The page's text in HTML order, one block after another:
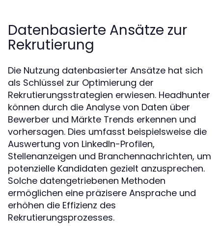
Datenbasierte Ansätze zur
Rekrutierung
Die Nutzung datenbasierter Ansätze hat sich
als Schlüssel zur Optimierung der
Rekrutierungsstrategien erwiesen. Headhunter
können durch die Analyse von Daten über
Bewerber und Märkte Trends erkennen und
vorhersagen. Dies umfasst beispielsweise die
Auswertung von LinkedIn-Profilen,
Stellenanzeigen und Branchennachrichten, um
potenzielle Kandidaten gezielt anzusprechen.
Solche datengetriebenen Methoden
ermöglichen eine präzisere Ansprache und
erhöhen die Effizienz des
Rekrutierungsprozesses.